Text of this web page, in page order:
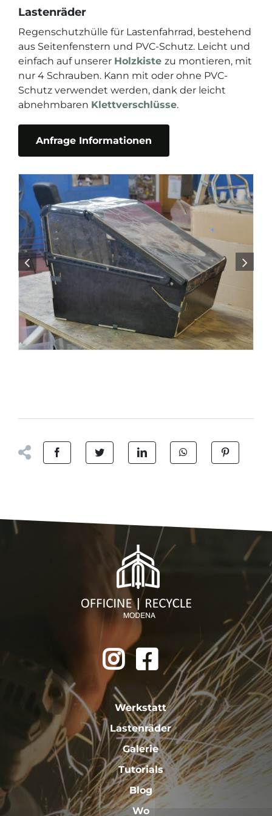
Kontakt
Lastenräder
Regenschutzhülle für Lastenfahrrad, bestehend
aus Seitenfenstern und PVC-Schutz. Leicht und
einfach auf unserer Holzkiste zu montieren, mit
nur 4 Schrauben. Kann mit oder ohne PVC-
Schutz verwendet werden, dank der leicht
abnehmbaren Klettverschlüsse.
Anfrage Informationen
Werkstatt
Lastenräder
Galerie
Tutorials
Blog
Wo